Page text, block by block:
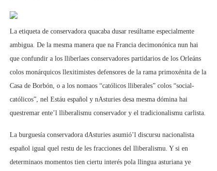
La etiqueta de conservadora quacaba dusar resúltame especialmente
ambigua. De la mesma manera que na Francia decimonónica nun hai
que confundir a los lliberlaes conservadores partidarios de los Orleáns
colos monárquicos llexitimistes defensores de la rama primoxénita de la
Casa de Borbón, o a los nomaos “católicos lliberales” colos “social-
católicos”, nel Estáu español y nAsturies desa mesma dómina hai
questremar ente’l lliberalismu conservador y el tradicionalismu carlista.
La burguesía conservadora dAsturies asumió’l discursu nacionalista
español igual quel restu de les fracciones del lliberalismu. Y si en
determinaos momentos tien ciertu interés pola llingua asturiana ye